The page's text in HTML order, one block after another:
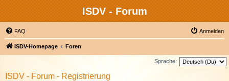
ISDV - Forum
FAQ Anmelden
ISDV-Homepage Foren
Sprache:
ISDV - Forum - Registrierung